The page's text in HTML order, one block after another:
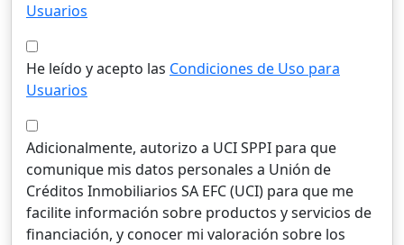
Usuarios
He leído y acepto las Condiciones de Uso para
Usuarios
Adicionalmente, autorizo a UCI SPPI para que
comunique mis datos personales a Unión de
Créditos Inmobiliarios SA EFC (UCI) para que me
facilite información sobre productos y servicios de
financiación, y conocer mi valoración sobre los